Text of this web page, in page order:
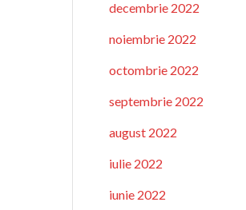
decembrie 2022
noiembrie 2022
octombrie 2022
septembrie 2022
august 2022
iulie 2022
iunie 2022